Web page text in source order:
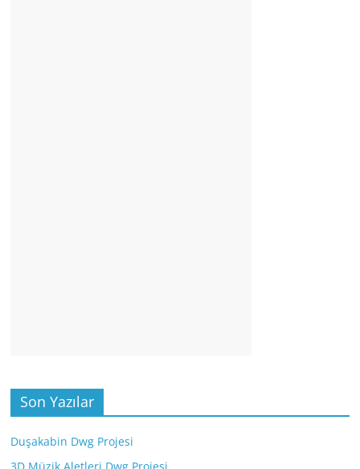
Son Yazılar
Duşakabin Dwg Projesi
3D Müzik Aletleri Dwg Projesi